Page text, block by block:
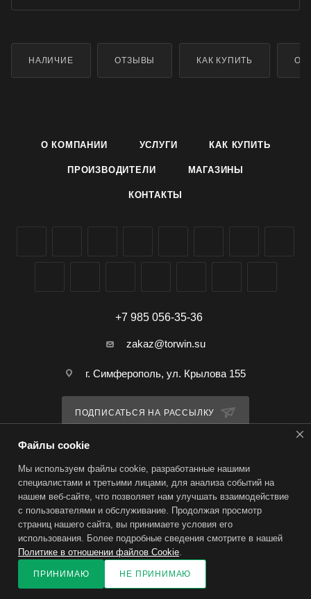
НАЛИЧИЕ ОТЗЫВЫ КАК КУПИТЬ
О КОМПАНИИ УСЛУГИ КАК КУПИТЬ
ПРОИЗВОДИТЕЛИ МАГАЗИНЫ
КОНТАКТЫ
+7 985 056-35-36
zakaz@torwin.su
г. Симферополь, ул. Крылова 155
ПОДПИСАТЬСЯ НА РАССЫЛКУ
2026 © TorWin – интернет-магазин
Файлы cookie
Мы используем файлы cookie, разработанные нашими
специалистами и третьими лицами, для анализа событий на
нашем веб-сайте, что позволяет нам улучшать взаимодействие
с пользователями и обслуживание. Продолжая просмотр
страниц нашего сайта, вы принимаете условия его
использования. Более подробные сведения смотрите в нашей
Политике в отношении файлов Cookie.
ПРИНИМАЮ НЕ ПРИНИМАЮ